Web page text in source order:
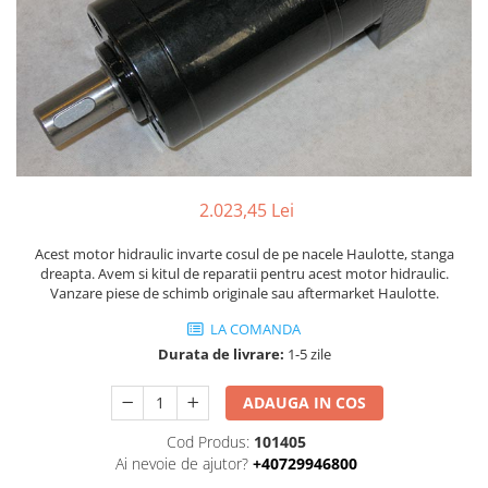
Punti - axe
Diverse piese transmisie
Piese ambreiaj
Planetare
Angrenaje transmisie
Grupuri conice
Convertizoare
Roti
Roti teren accidentat
Roata transpaleta
Piese motor Yanmar
Piese Snorkel
Piese John Deere
Piese Case IH
Piese Dana Spicer
2.023,45 Lei
Acest motor hidraulic invarte cosul de pe nacele Haulotte, stanga
dreapta. Avem si kitul de reparatii pentru acest motor hidraulic.
Vanzare piese de schimb originale sau aftermarket Haulotte.
LA COMANDA
Durata de livrare: 1-5 zile
ADAUGA IN COS
Cod Produs: 101405
Ai nevoie de ajutor? +40729946800